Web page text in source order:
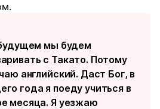
мы будем
с Такато. Потому
английский. Даст Бог, в
года я поеду учиться в
месяца. Я уезжаю